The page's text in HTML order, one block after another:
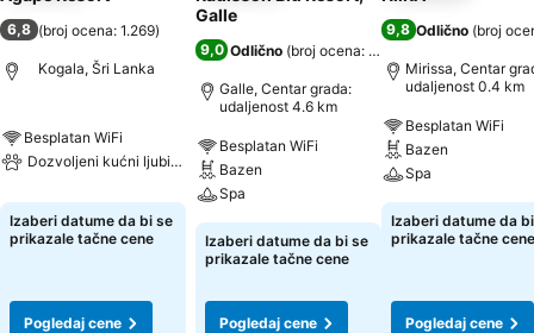
6,8 (broj ocena: 1.269)
Kogala, Šri Lanka
Besplatan WiFi
Dozvoljeni kućni ljubimci
Izaberi datume da bi se
prikazale tačne cene
Pogledaj cene
Galle
9,0 Odlično (broj ocena: 8.897
Galle, Centar grada:
udaljenost 4.6 km
Besplatan WiFi
Bazen
Spa
Izaberi datume da bi se
prikazale tačne cene
Pogledaj cene
9,8 Odlično (broj
Mirissa, Centar
udaljenost 0.4 km
Besplatan WiFi
Bazen
Spa
Izaberi datume da
prikazale tačne cene
Pogledaj cene